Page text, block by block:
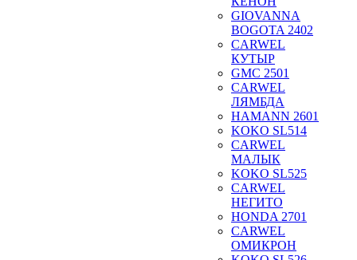
GIOVANNA
BOGOTA 2402
CARWEL
КУТЫР
GMC 2501
CARWEL
ЛЯМБДА
HAMANN 2601
KOKO SL514
CARWEL
МАЛЫК
KOKO SL525
CARWEL
НЕГИТО
HONDA 2701
CARWEL
ОМИКРОН